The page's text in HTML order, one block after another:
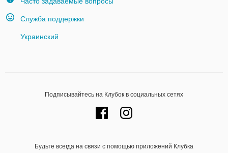
Служба поддержки
Украинский
Подписывайтесь на Клубок в социальных сетях
Будьте всегда на связи с помощью приложений Клубка